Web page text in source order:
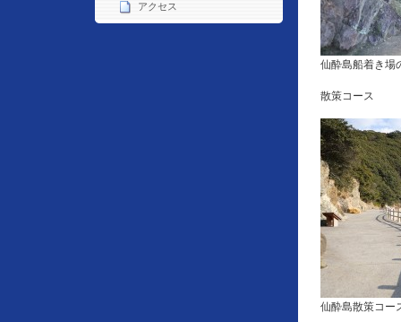
アクセス
仙酔島船着き場
散策コース
仙酔島散策コー